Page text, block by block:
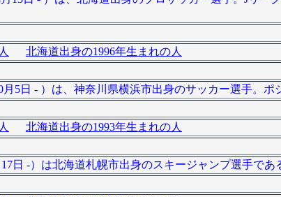
北海道出身の1996年生まれの人
5日 - ）は、神奈川県横浜市出身のサッカー選手。ポ
北海道出身の1993年生まれの人
日 -）は北海道札幌市出身のスキージャンプ選手であ